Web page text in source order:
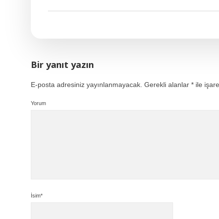
Bir yanıt yazın
E-posta adresiniz yayınlanmayacak. Gerekli alanlar * ile
Yorum
İsim*